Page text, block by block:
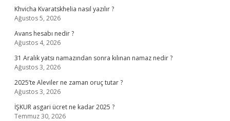
Khvicha Kvaratskhelia nasıl yazılır ?
Ağustos 5, 2026
Avans hesabı nedir ?
Ağustos 4, 2026
31 Aralık yatsı namazından sonra kılınan namaz nedir ?
Ağustos 3, 2026
2025’te Aleviler ne zaman oruç tutar ?
Ağustos 3, 2026
İŞKUR asgari ücret ne kadar 2025 ?
Temmuz 30, 2026